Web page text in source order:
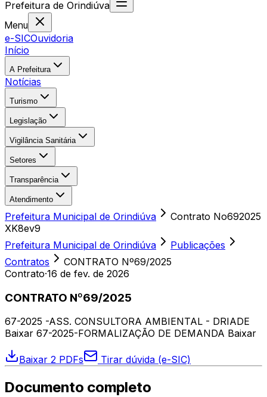
Prefeitura de Orindiúva
Menu
e-SICOuvidoria
Início
A Prefeitura
Notícias
Turismo
Legislação
Vigilância Sanitária
Setores
Transparência
Atendimento
Prefeitura Municipal de Orindiúva
Contrato No692025
XK8ev9
Prefeitura Municipal de Orindiúva
Publicações
Contratos
CONTRATO Nº69/2025
Contrato·16 de fev. de 2026
CONTRATO Nº69/2025
67-2025 -ASS. CONSULTORA AMBIENTAL - DRIADE
Baixar 67-2025-FORMALIZAÇÃO DE DEMANDA Baixar
Baixar 2 PDFs Tirar dúvida (e-SIC)
Documento completo